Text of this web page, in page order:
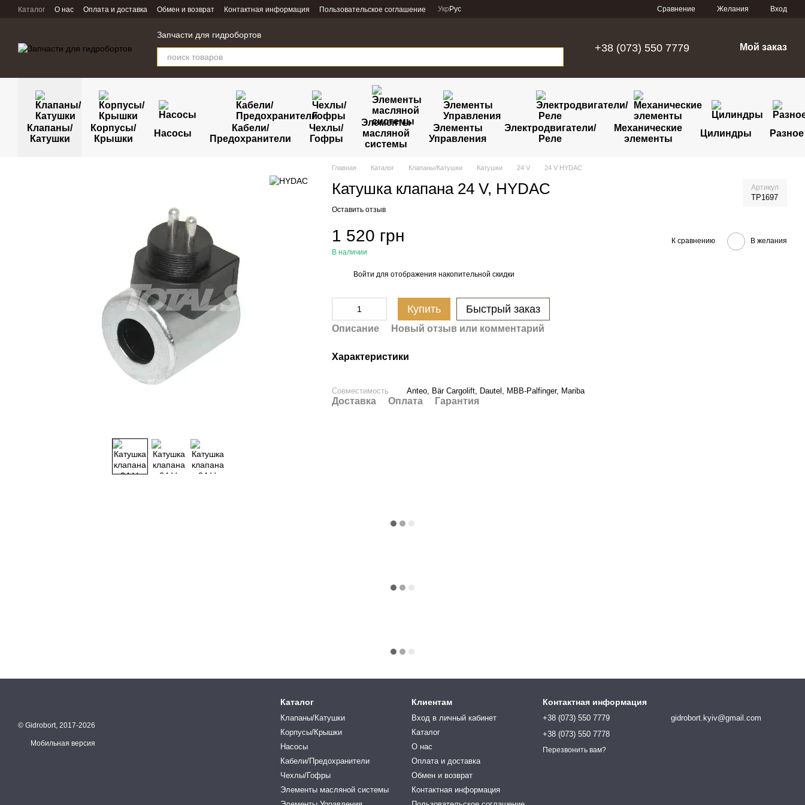
Перейти к основному контенту
Каталог О нас Оплата и доставка Обмен и возврат Контактная информация Пользовательское соглашение Укр Рус Сравнение Желания Вход
Запчасти для гидробортов
+38 (073) 550 7779 Мой заказ
Клапаны/
Катушки
Корпусы/
Крышки
Насосы
Кабели/
Предохранители
Чехлы/
Гофры
Элементы
масляной
системы
Элементы
Управления
Электродвигатели/
Реле
Механические
элементы
Цилиндры Разное
Главная Каталог Клапаны/Катушки Катушки 24 V 24 V HYDAC
Катушка клапана 24 V, HYDAC Артикул
TP1697
Оставить отзыв
1 520 грн
В наличии
К сравнению В желания
Войти для отображения накопительной скидки
Купить Быстрый заказ
Описание Новый отзыв или комментарий
Характеристики
Совместимость Anteo, Bär Cargolift, Dautel, MBB-Palfinger, Mariba
Доставка Оплата Гарантия
© Gidrobort, 2017-2026
Мобильная версия
Каталог
Клапаны/Катушки
Корпусы/Крышки
Насосы
Кабели/Предохранители
Чехлы/Гофры
Элементы масляной системы
Клиентам
Вход в личный кабинет
Каталог
О нас
Оплата и доставка
Обмен и возврат
Контактная информация
Контактная информация
+38 (073) 550 7779
+38 (073) 550 7778
Перезвонить вам?
gidrobort.kyiv@gmail.com